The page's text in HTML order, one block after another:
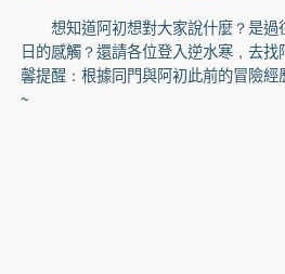
想知道阿初想對大家說什麼？是過
日的感觸？還請各位登入逆水寒，去
馨提醒：根據同門與阿初此前的冒險
~